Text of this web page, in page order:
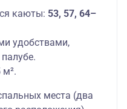
каюты: 53, 57, 64–
удобствами,
места (два